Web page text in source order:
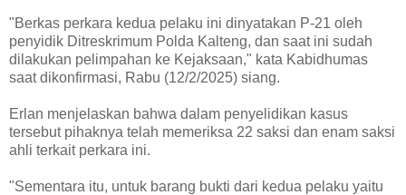
"Berkas perkara kedua pelaku ini dinyatakan P-21 oleh
penyidik Ditreskrimum Polda Kalteng, dan saat ini sudah
dilakukan pelimpahan ke Kejaksaan," kata Kabidhumas
saat dikonfirmasi, Rabu (12/2/2025) siang.
Erlan menjelaskan bahwa dalam penyelidikan kasus
tersebut pihaknya telah memeriksa 22 saksi dan enam saksi
ahli terkait perkara ini.
"Sementara itu, untuk barang bukti dari kedua pelaku yaitu